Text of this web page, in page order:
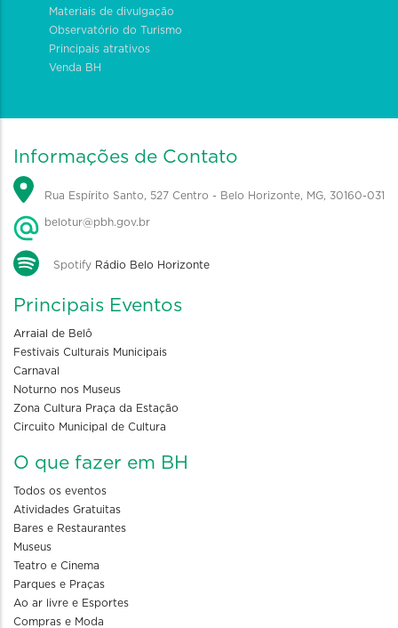
Materiais de divulgação
Observatório do Turismo
Principais atrativos
Venda BH
Informações de Contato
Rua Espírito Santo, 527 Centro - Belo Horizonte, MG, 30160-031
belotur@pbh.gov.br
Spotify Rádio Belo Horizonte
Principais Eventos
Arraial de Belô
Festivais Culturais Municipais
Carnaval
Noturno nos Museus
Zona Cultura Praça da Estação
Circuito Municipal de Cultura
O que fazer em BH
Todos os eventos
Atividades Gratuitas
Bares e Restaurantes
Museus
Teatro e Cinema
Parques e Praças
Ao ar livre e Esportes
Compras e Moda